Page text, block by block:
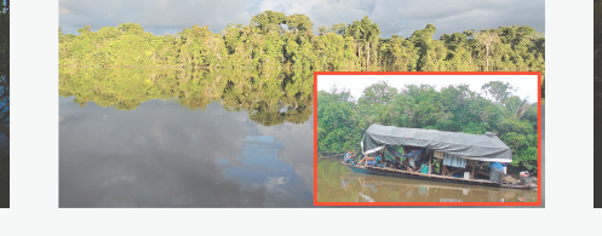
Allpahuayo-
Mishana